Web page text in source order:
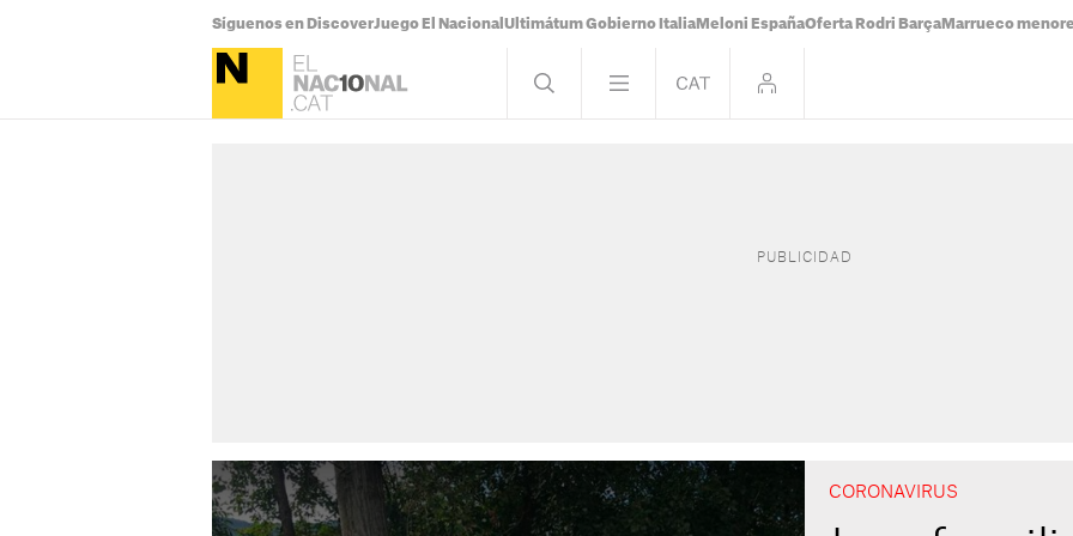
Síguenos en DiscoverJuego El Nacional Ultimátum Gobierno Italia Meloni EspañaOferta Rodri Barça Marrueco
CORONAVIRUS